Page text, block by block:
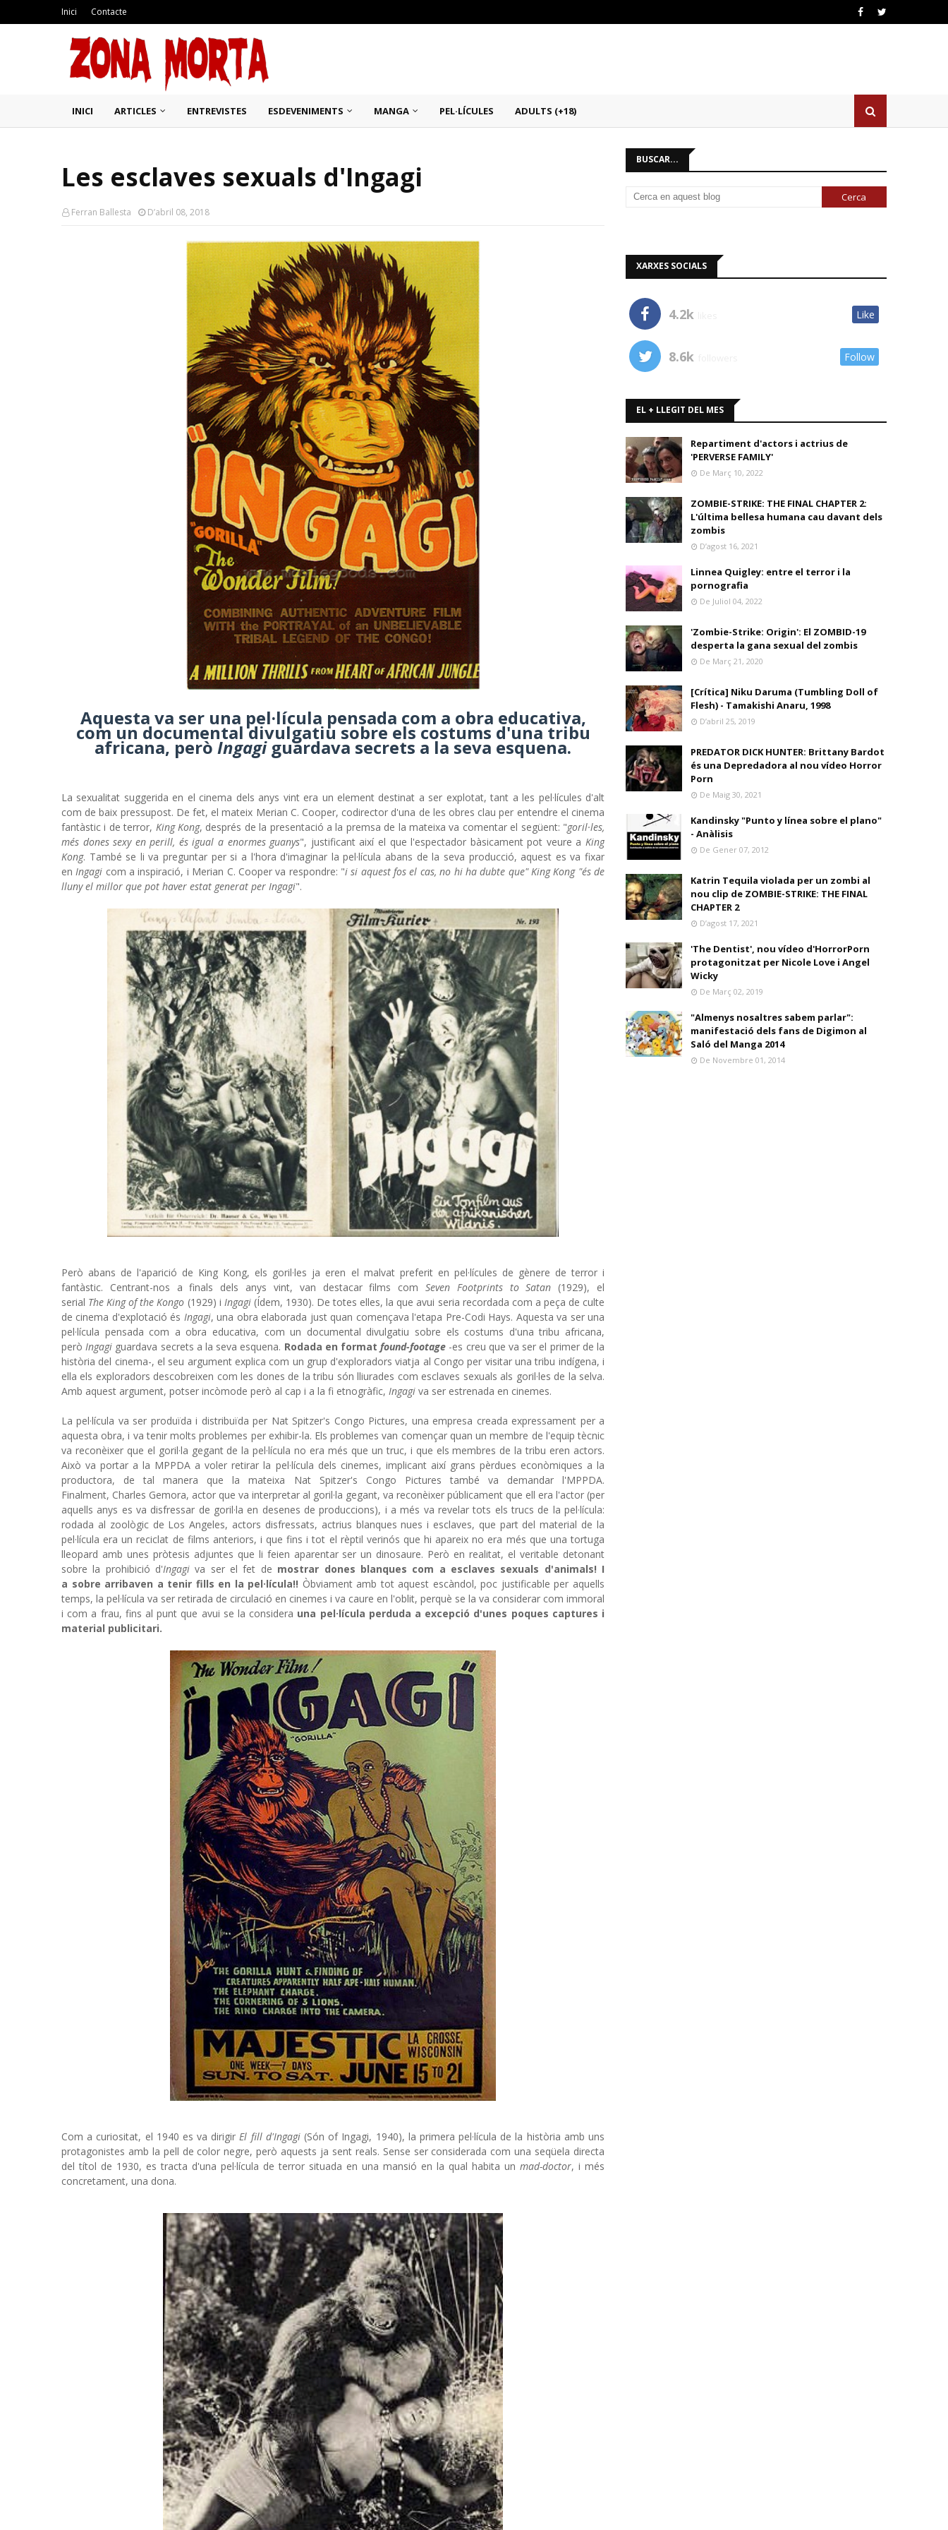
Inici Contacte
INICI ARTICLES ENTREVISTES ESDEVENIMENTS MANGA PEL·LÍCULES ADULTS (+18)
Les esclaves sexuals d'Ingagi
Ferran Ballesta D’abril 08, 2018
Aquesta va ser una pel·lícula pensada com a obra educativa,
com un documental divulgatiu sobre els costums d'una tribu
africana, però Ingagi guardava secrets a la seva esquena.
La sexualitat suggerida en el cinema dels anys vint era un element destinat a ser explotat, tant a les pel·lícules d'alt
com de baix pressupost. De fet, el mateix Merian C. Cooper, codirector d'una de les obres clau per entendre el cinema
fantàstic i de terror, King Kong, després de la presentació a la premsa de la mateixa va comentar el següent: "goril·les,
més dones sexy en perill, és igual a enormes guanys", justificant així el que l'espectador bàsicament pot veure aKing
Kong. També se li va preguntar per si a l'hora d'imaginar la pel·lícula abans de la seva producció, aquest es va fixar
enIngagi com a inspiració, i Merian C. Cooper va respondre: "i si aquest fos el cas, no hi ha dubte que" King Kong "és de
lluny el millor que pot haver estat generat per Ingagi".
Però abans de l'aparició de King Kong, els goril·les ja eren el malvat preferit en pel·lícules de gènere de terror i
fantàstic. Centrant-nos a finals dels anys vint, van destacar films com Seven Footprints to Satan (1929), el
serial The King of the Kongo (1929) i Ingagi (Ídem, 1930). De totes elles, la que avui seria recordada com a peça de culte
de cinema d'explotació és Ingagi, una obra elaborada just quan començava l'etapa Pre-Codi Hays. Aquesta va ser una
pel·lícula pensada com a obra educativa, com un documental divulgatiu sobre els costums d'una tribu africana,
peròIngagi guardava secrets a la seva esquena. Rodada en format found-footage -es creu que va ser el primer de la
història del cinema-, el seu argument explica com un grup d'exploradors viatja al Congo per visitar una tribu indígena, i
ella els exploradors descobreixen com les dones de la tribu són lliurades com esclaves sexuals als goril·les de la selva.
Amb aquest argument, potser incòmode però al cap i a la fi etnogràfic, Ingagi va ser estrenada en cinemes.
La pel·lícula va ser produïda i distribuïda per Nat Spitzer's Congo Pictures, una empresa creada expressament per a
aquesta obra, i va tenir molts problemes per exhibir-la. Els problemes van començar quan un membre de l'equip tècnic
va reconèixer que el goril·la gegant de la pel·lícula no era més que un truc, i que els membres de la tribu eren actors.
Això va portar a la MPPDA a voler retirar la pel·lícula dels cinemes, implicant així grans pèrdues econòmiques a la
productora, de tal manera que la mateixa Nat Spitzer's Congo Pictures també va demandar l'MPPDA.
Finalment, Charles Gemora, actor que va interpretar al goril·la gegant, va reconèixer públicament que ell era l'actor (per
aquells anys es va disfressar de goril·la en desenes de produccions), i a més va revelar tots els trucs de la pel·lícula:
rodada al zoològic de Los Angeles, actors disfressats, actrius blanques nues i esclaves, que part del material de la
pel·lícula era un reciclat de films anteriors, i que fins i tot el rèptil verinós que hi apareix no era més que una tortuga
lleopard amb unes pròtesis adjuntes que li feien aparentar ser un dinosaure. Però en realitat, el veritable detonant
sobre la prohibició d'Ingagi va ser el fet de mostrar dones blanques com a esclaves sexuals d'animals! I
a sobre arribaven a tenir fills en la pel·lícula!! Òbviament amb tot aquest escàndol, poc justificable per aquells
temps, la pel·lícula va ser retirada de circulació en cinemes i va caure en l'oblit, perquè se la va considerar com immoral
i com a frau, fins al punt que avui se la considera una pel·lícula perduda a excepció d'unes poques captures i
material publicitari.
Com a curiositat, el 1940 es va dirigirEl fill d'Ingagi(Són of Ingagi, 1940), la primera pel·lícula de la història amb uns
protagonistes amb la pell de color negre, però aquests ja sent reals. Sense ser considerada com una seqüela directa
del títol de 1930, es tracta d'una pel·lícula de terror situada en una mansió en la qual habita un mad-doctor, i més
concretament, una dona.
BUSCAR...
XARXES SOCIALS
4.2k Like
8.6k Follow
EL + LLEGIT DEL MES
Repartiment d'actors i actrius de
'PERVERSE FAMILY'
De Març 10, 2022
ZOMBIE-STRIKE: THE FINAL CHAPTER 2:
L'última bellesa humana cau davant dels
zombis
D’agost 16, 2021
Linnea Quigley: entre el terror i la
pornografia
De Juliol 04, 2022
'Zombie-Strike: Origin': El ZOMBID-19
desperta la gana sexual del zombis
De Març 21, 2020
[Crítica] Niku Daruma (Tumbling Doll of
Flesh) - Tamakishi Anaru, 1998
D’abril 25, 2019
PREDATOR DICK HUNTER: Brittany Bardot
és una Depredadora al nou vídeo Horror
Porn
De Maig 30, 2021
Kandinsky "Punto y línea sobre el plano"
- Anàlisis
De Gener 07, 2012
Katrin Tequila violada per un zombi al
nou clip de ZOMBIE-STRIKE: THE FINAL
CHAPTER 2
D’agost 17, 2021
'The Dentist', nou vídeo d'HorrorPorn
protagonitzat per Nicole Love i Angel
Wicky
De Març 02, 2019
"Almenys nosaltres sabem parlar":
manifestació dels fans de Digimon al
Saló del Manga 2014
De Novembre 01, 2014